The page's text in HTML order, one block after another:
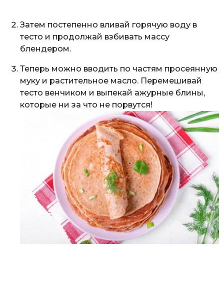
Затем постепенно вливай горячую воду в
тесто и продолжай взбивать массу
блендером.
Теперь можно вводить по частям просеянную
муку и растительное масло. Перемешивай
тесто венчиком и выпекай ажурные блины,
которые ни за что не порвутся!